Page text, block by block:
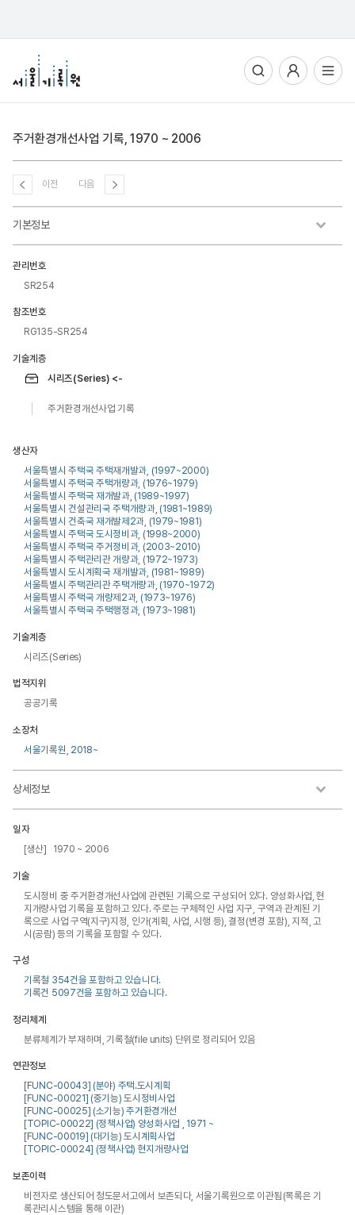
전체메뉴열기
주거환경개선사업 기록, 1970 ~ 2006
이전 다음
기본정보
관리번호
SR254
참조번호
RG135-SR254
기술계층
시리즈(Series) <-
주거환경개선사업 기록
생산자
서울특별시 주택국 주택재개발과, (1997~2000)
서울특별시 주택국 주택개량과, (1976~1979)
서울특별시 주택국 재개발과, (1989~1997)
서울특별시 건설관리국 주택개량과, (1981~1989)
서울특별시 건축국 재개발제2과, (1979~1981)
서울특별시 주택국 도시정비과, (1998~2000)
서울특별시 주택국 주거정비과, (2003~2010)
서울특별시 주택관리관 개량과, (1972~1973)
서울특별시 도시계획국 재개발과, (1981~1989)
서울특별시 주택관리관 주택개량과, (1970~1972)
서울특별시 주택국 개량제2과, (1973~1976)
서울특별시 주택국 주택행정과, (1973~1981)
기술계층
시리즈(Series)
법적지위
공공기록
소장처
서울기록원, 2018~
상세정보
일자
[생산] 1970 ~ 2006
기술
도시정비 중 주거환경개선사업에 관련된 기록으로 구성되어 있다. 양성화사업, 현
지개량사업 기록을 포함하고 있다. 주로는 구체적인 사업 지구, 구역과 관계된 기
록으로 사업 구역(지구)지정, 인가(계획, 사업, 시행 등), 결정(변경 포함), 지적, 고
시(공람) 등의 기록을 포함할 수 있다.
구성
기록철 354건을 포함하고 있습니다.
기록건 5097건을 포함하고 있습니다.
정리체계
분류체계가 부재하며, 기록철(file units) 단위로 정리되어 있음
연관정보
[FUNC-00043] (분야) 주택.도시계획
[FUNC-00021] (중기능) 도시정비사업
[FUNC-00025] (소기능) 주거환경개선
[TOPIC-00022] (정책사업) 양성화사업 , 1971 ~
[FUNC-00019] (대기능) 도시계획사업
[TOPIC-00024] (정책사업) 현지개량사업
보존이력
비전자로 생산되어 청도문서고에서 보존되다, 서울기록원으로 이관됨(목록은 기
록관리시스템을 통해 이관)